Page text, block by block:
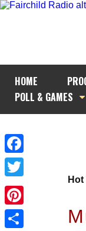
HOME
POLL & GAMES
Facebook
Twitter
Pinterest